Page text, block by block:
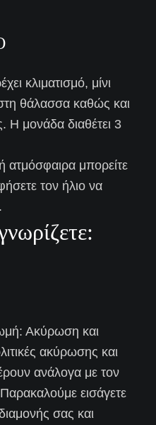
κλιματισμό, μίνι
θάλασσα καθώς και
Η μονάδα διαθέτει 3
ατμόσφαιρα μπορείτε
τον ήλιο να
Ακύρωση και
ακύρωσης και
ανάλογα με τον
εισάγετε
σας και